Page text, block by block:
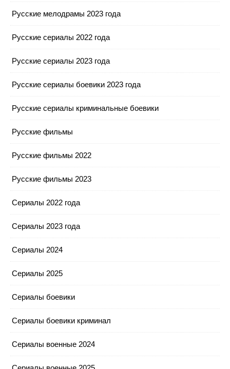
Русские мелодрамы 2023 года
Русские сериалы 2022 года
Русские сериалы 2023 года
Русские сериалы боевики 2023 года
Русские сериалы криминальные боевики
Русские фильмы
Русские фильмы 2022
Русские фильмы 2023
Сериалы 2022 года
Сериалы 2023 года
Сериалы 2024
Сериалы 2025
Сериалы боевики
Сериалы боевики криминал
Сериалы военные 2024